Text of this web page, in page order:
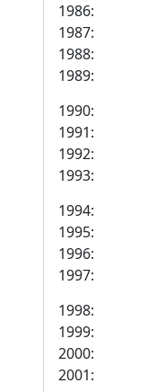
1986:
1987:
1988:
1989:
1990:
1991:
1992:
1993:
1994:
1995:
1996:
1997:
1998:
1999:
2000:
2001: